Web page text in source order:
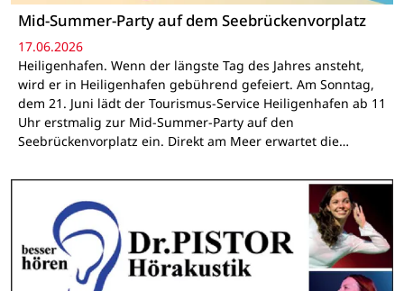
Mid-Summer-Party auf dem Seebrückenvorplatz
17.06.2026
Heiligenhafen. Wenn der längste Tag des Jahres ansteht,
wird er in Heiligenhafen gebührend gefeiert. Am Sonntag,
dem 21. Juni lädt der Tourismus-Service Heiligenhafen ab 11
Uhr erstmalig zur Mid-Summer-Party auf den
Seebrückenvorplatz ein. Direkt am Meer erwartet die…